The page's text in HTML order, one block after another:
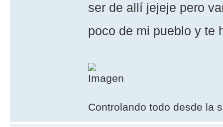
ser de allí jejeje pero
poco de mi pueblo y te
Controlando todo desde la